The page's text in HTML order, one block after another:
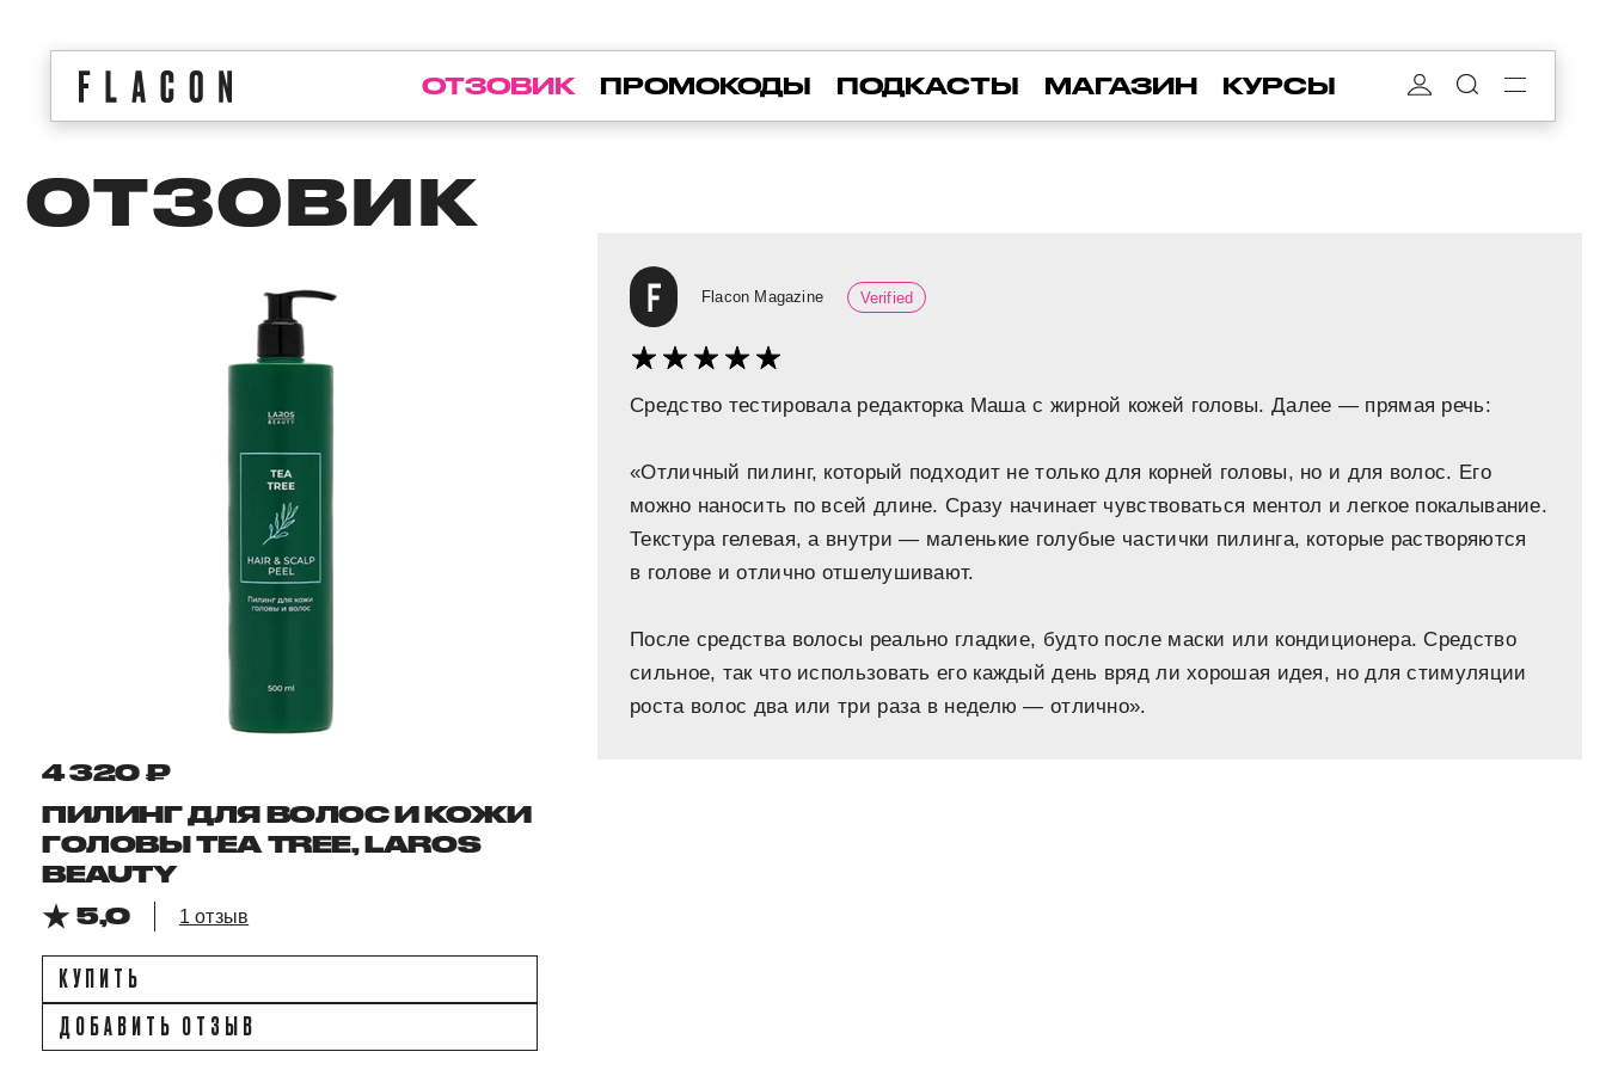
ОТЗОВИК ПРОМОКОДЫ ПОДКАСТЫ МАГАЗИН КУРСЫ
ОТЗОВИК
4 320 ₽
ПИЛИНГ ДЛЯ ВОЛОС И КОЖИ
ГОЛОВЫ TEA TREE, LAROS
BEAUTY
5,0
1 отзыв
КУПИТЬ
ДОБАВИТЬ ОТЗЫВ
Flacon Magazine Verified
Средство тестировала редакторка Маша с жирной кожей головы. Далее — прямая речь:
«Отличный пилинг, который подходит не только для корней головы, но и для волос. Его
можно наносить по всей длине. Сразу начинает чувствоваться ментол и легкое покалывание.
Текстура гелевая, а внутри — маленькие голубые частички пилинга, которые растворяются
в голове и отлично отшелушивают.
После средства волосы реально гладкие, будто после маски или кондиционера. Средство
сильное, так что использовать его каждый день вряд ли хорошая идея, но для стимуляции
роста волос два или три раза в неделю — отлично».